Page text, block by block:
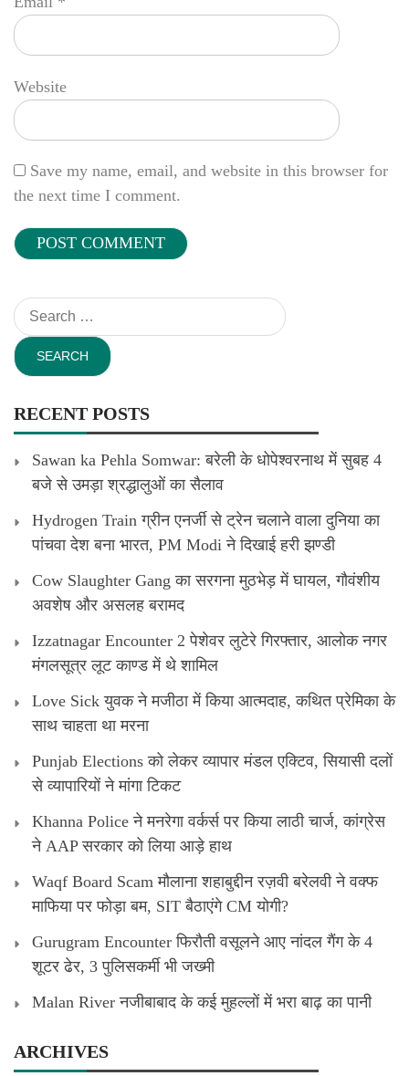
Website
Save my name, email, and website in this browser for
the next time I comment.
Search
for:
RECENT POSTS
Sawan ka Pehla Somwar: बरेली के धोपेश्वरनाथ में सुबह 4
बजे से उमड़ा श्रद्धालुओं का सैलाव
Hydrogen Train ग्रीन एनर्जी से ट्रेन चलाने वाला दुनिया का
पांचवा देश बना भारत, PM Modi ने दिखाई हरी झण्डी
Cow Slaughter Gang का सरगना मुठभेड़ में घायल, गौवंशीय
अवशेष और असलह बरामद
Izzatnagar Encounter 2 पेशेवर लुटेरे गिरफ्तार, आलोक नगर
मंगलसूत्र लूट काण्‍ड में थे शामिल
Love Sick युवक ने मजीठा में किया आत्मदाह, कथित प्रेमिका के
साथ चाहता था मरना
Punjab Elections को लेकर व्यापार मंडल एक्टिव, सियासी दलों
से व्यापारियों ने मांगा टिकट
Khanna Police ने मनरेगा वर्कर्स पर किया लाठी चार्ज, कांग्रेस
ने AAP सरकार को लिया आड़े हाथ
Waqf Board Scam मौलाना शहाबुद्दीन रज़वी बरेलवी ने वक्फ
माफिया पर फोड़ा बम, SIT बैठाएंगे CM योगी?
Gurugram Encounter फिरौती वसूलने आए नांदल गैंग के 4
शूटर ढेर, 3 पुलिसकर्मी भी जख्मी
Malan River नजीबाबाद के कई मुहल्लों में भरा बाढ़ का पानी
ARCHIVES